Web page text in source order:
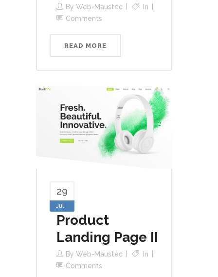
By Web-Maustec
In
Comments
READ MORE
29
Jul
Product
Landing Page II
By Web-Maustec
In
Comments